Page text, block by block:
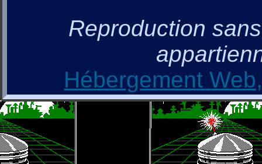
Reproduction
Hébergement